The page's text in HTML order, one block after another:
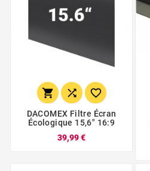
  
DACOMEX Filtre Écran
Écologique 15,6" 16:9
39,99 €